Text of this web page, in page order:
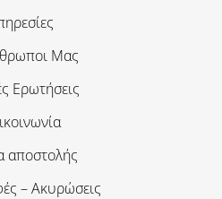
Μας
Ερωτήσεις
αποστολής
– Ακυρώσεις